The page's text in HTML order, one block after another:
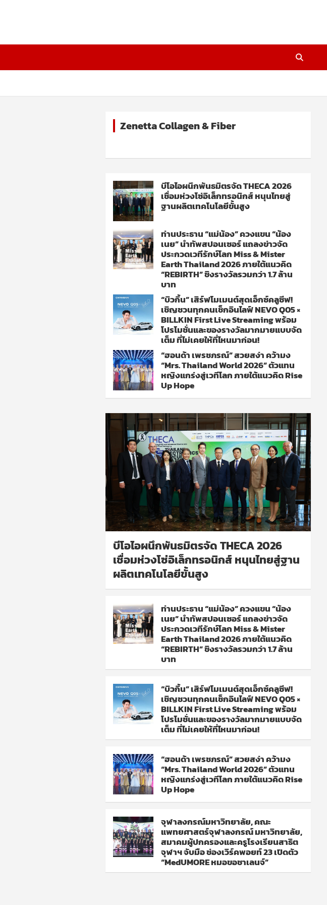
Zenetta Collagen & Fiber
บีโอไอผนึกพันธมิตรจัด THECA 2026
เชื่อมห่วงโซ่อิเล็กทรอนิกส์ หนุนไทยสู่
ฐานผลิตเทคโนโลยีขั้นสูง
ท่านประธาน “แม่น้อง” ควงแขน “น้อง
เนย” นำทัพสปอนเซอร์ แถลงข่าวจัด
ประกวดเวทีรักษ์โลก Miss & Mister
Earth Thailand 2026 ภายใต้แนวคิด
“REBIRTH” ชิงรางวัลรวมกว่า 1.7 ล้าน
บาท
“บิวกิ้น” เสิร์ฟโมเมนต์สุดเอ็กซ์คลูซีฟ!
เชิญชวนทุกคนเช็กอินไลฟ์ NEVO Q05 ×
BILLKIN First Live Streaming พร้อม
โปรโมชั่นและของรางวัลมากมายแบบจัด
เต็ม ที่ไม่เคยให้ที่ไหนมาก่อน!
“ฮอนด้า เพรชภรณ์” สวยสง่า คว้ามง
“Mrs. Thailand World 2026” ตัวแทน
หญิงแกร่งสู่เวทีโลก ภายใต้แนวคิด Rise
Up Hope
บีโอไอผนึกพันธมิตรจัด THECA 2026
เชื่อมห่วงโซ่อิเล็กทรอนิกส์ หนุนไทยสู่ฐาน
ผลิตเทคโนโลยีขั้นสูง
ท่านประธาน “แม่น้อง” ควงแขน “น้อง
เนย” นำทัพสปอนเซอร์ แถลงข่าวจัด
ประกวดเวทีรักษ์โลก Miss & Mister
Earth Thailand 2026 ภายใต้แนวคิด
“REBIRTH” ชิงรางวัลรวมกว่า 1.7 ล้าน
บาท
“บิวกิ้น” เสิร์ฟโมเมนต์สุดเอ็กซ์คลูซีฟ!
เชิญชวนทุกคนเช็กอินไลฟ์ NEVO Q05 ×
BILLKIN First Live Streaming พร้อม
โปรโมชั่นและของรางวัลมากมายแบบจัด
เต็ม ที่ไม่เคยให้ที่ไหนมาก่อน!
“ฮอนด้า เพรชภรณ์” สวยสง่า คว้ามง
“Mrs. Thailand World 2026” ตัวแทน
หญิงแกร่งสู่เวทีโลก ภายใต้แนวคิด Rise
Up Hope
จุฬาลงกรณ์มหาวิทยาลัย, คณะ
แพทยศาสตร์จุฬาลงกรณ์ มหาวิทยาลัย,
สมาคมผู้ปกครองและครูโรงเรียนสาธิต
จุฬาฯ จับมือ ช่องเวิร์คพอยท์ 23 เปิดตัว
“MedUMORE หมอขอชาเลนจ์”